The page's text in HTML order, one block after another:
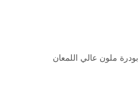
ملون عالي اللمعان